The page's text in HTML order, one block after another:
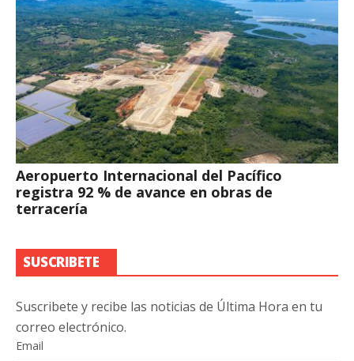
Aeropuerto Internacional del Pacífico
registra 92 % de avance en obras de
terracería
SUSCRIBETE
Suscribete y recibe las noticias de Última Hora en tu
correo electrónico.
Email